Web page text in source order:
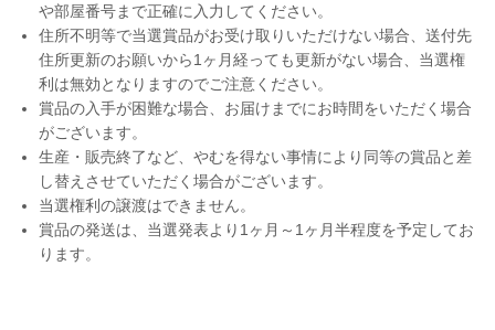
や部屋番号まで正確に入力してください。
住所不明等で当選賞品がお受け取りいただけない場合、送付先
住所更新のお願いから1ヶ月経っても更新がない場合、当選権
利は無効となりますのでご注意ください。
賞品の入手が困難な場合、お届けまでにお時間をいただく場合
がございます。
生産・販売終了など、やむを得ない事情により同等の賞品と差
し替えさせていただく場合がございます。
当選権利の譲渡はできません。
賞品の発送は、当選発表より1ヶ月～1ヶ月半程度を予定してお
ります。